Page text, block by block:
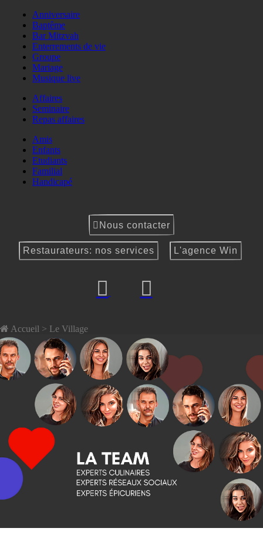
Anniversaire
Baptême
Bar Mitzvah
Enterrements de vie
Groupe
Mariage
Musique live
Affaires
Seminaire
Repas affaires
Amis
Enfants
Etudiants
Familial
Handicapé
Nous contacter
Restaurateurs: nos services L'agence Win
Accueil > Le Village